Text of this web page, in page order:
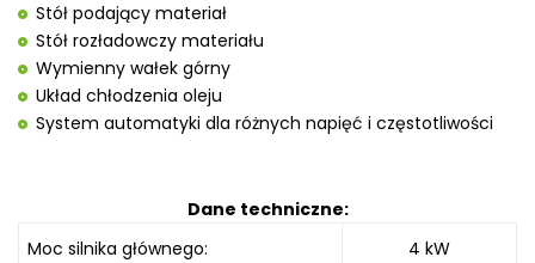
Stół podający materiał
Stół rozładowczy materiału
Wymienny wałek górny
Układ chłodzenia oleju
System automatyki dla różnych napięć i częstotliwości
Dane techniczne:
Moc silnika głównego:
4 kW